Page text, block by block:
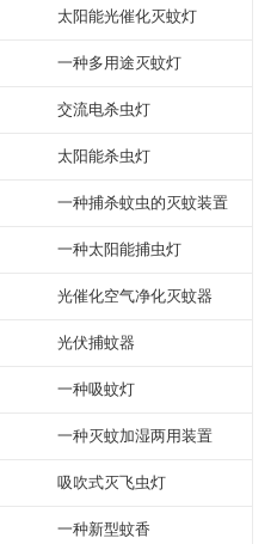
太阳能光催化灭蚊灯
一种多用途灭蚊灯
交流电杀虫灯
太阳能杀虫灯
一种捕杀蚊虫的灭蚊装置
一种太阳能捕虫灯
光催化空气净化灭蚊器
光伏捕蚊器
一种吸蚊灯
一种灭蚊加湿两用装置
吸吹式灭飞虫灯
一种新型蚊香